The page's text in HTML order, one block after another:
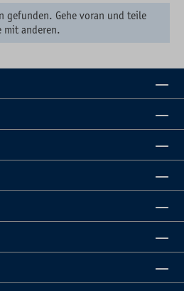
gefunden. Gehe voran und teile
mit anderen.